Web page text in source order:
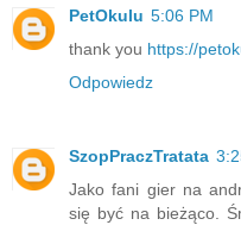
PetOkulu 5:06 PM
thank you https://
Odpowiedz
SzopPraczTratata
Jako fani gier na
się być na bieżąco.